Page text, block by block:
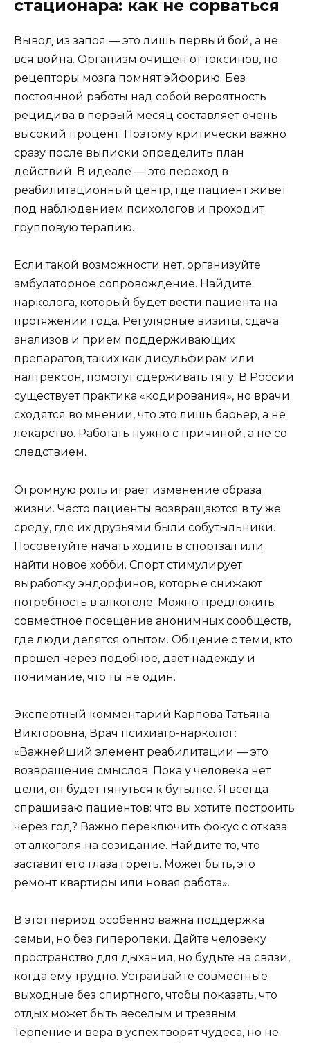
стационара: как не сорваться
Вывод из запоя — это лишь первый бой, а не
вся война. Организм очищен от токсинов, но
рецепторы мозга помнят эйфорию. Без
постоянной работы над собой вероятность
рецидива в первый месяц составляет очень
высокий процент. Поэтому критически важно
сразу после выписки определить план
действий. В идеале — это переход в
реабилитационный центр, где пациент живет
под наблюдением психологов и проходит
групповую терапию.
Если такой возможности нет, организуйте
амбулаторное сопровождение. Найдите
нарколога, который будет вести пациента на
протяжении года. Регулярные визиты, сдача
анализов и прием поддерживающих
препаратов, таких как дисульфирам или
налтрексон, помогут сдерживать тягу. В России
существует практика «кодирования», но врачи
сходятся во мнении, что это лишь барьер, а не
лекарство. Работать нужно с причиной, а не со
следствием.
Огромную роль играет изменение образа
жизни. Часто пациенты возвращаются в ту же
среду, где их друзьями были собутыльники.
Посоветуйте начать ходить в спортзал или
найти новое хобби. Спорт стимулирует
выработку эндорфинов, которые снижают
потребность в алкоголе. Можно предложить
совместное посещение анонимных сообществ,
где люди делятся опытом. Общение с теми, кто
прошел через подобное, дает надежду и
понимание, что ты не один.
Экспертный комментарий Карпова Татьяна
Викторовна, Врач психиатр-нарколог:
«Важнейший элемент реабилитации — это
возвращение смыслов. Пока у человека нет
цели, он будет тянуться к бутылке. Я всегда
спрашиваю пациентов: что вы хотите построить
через год? Важно переключить фокус с отказа
от алкоголя на созидание. Найдите то, что
заставит его глаза гореть. Может быть, это
ремонт квартиры или новая работа».
В этот период особенно важна поддержка
семьи, но без гиперопеки. Дайте человеку
пространство для дыхания, но будьте на связи,
когда ему трудно. Устраивайте совместные
выходные без спиртного, чтобы показать, что
отдых может быть веселым и трезвым.
Терпение и вера в успех творят чудеса, но не